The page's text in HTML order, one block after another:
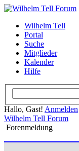
Wilhelm Tell
Portal
Suche
Mitglieder
Kalender
Hilfe
Hallo, Gast! Anmelden
Wilhelm Tell Forum
Forenmeldung